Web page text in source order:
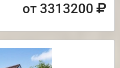
от 3313200